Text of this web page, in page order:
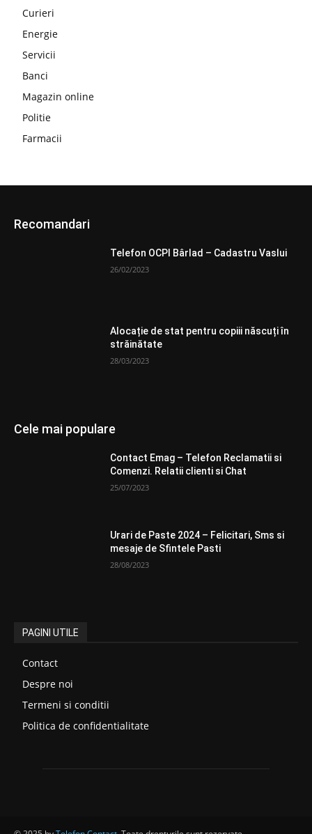
Curieri
Energie
Servicii
Banci
Magazin online
Politie
Farmacii
Recomandari
Telefon OCPI Bârlad – Cadastru Vaslui
26/02/2023
Alocație de stat pentru copiii născuți în
străinătate
28/03/2023
Cele mai populare
Contact Emag – Telefon Reclamatii si
Comenzi. Relatii clienti si Chat
25/07/2023
Urari de Paste 2024 – Felicitari, Sms si
mesaje de Sfintele Pasti
28/08/2023
PAGINI UTILE
Contact
Despre noi
Termeni si conditii
Politica de confidentialitate